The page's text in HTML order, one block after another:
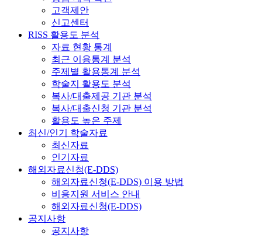
고객제안
신고센터
RISS 활용도 분석
자료 현황 통계
최근 이용통계 분석
주제별 활용통계 분석
학술지 활용도 분석
복사/대출제공 기관 분석
복사/대출신청 기관 분석
활용도 높은 주제
최신/인기 학술자료
최신자료
인기자료
해외자료신청(E-DDS)
해외자료신청(E-DDS) 이용 방법
비용지원 서비스 안내
해외자료신청(E-DDS)
공지사항
공지사항